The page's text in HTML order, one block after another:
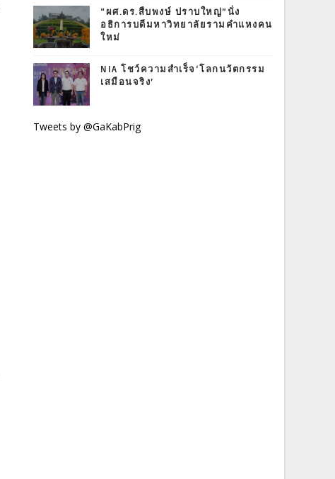
“ผศ.ดร.สืบพงษ์ ปราบใหญ่”นั่ง
อธิการบดีมหาวิทยาลัยรามคำแหงคน
ใหม่
NIA โชว์ความสำเร็จ‘โลกนวัตกรรม
เสมือนจริง’
Tweets by @GaKabPrig